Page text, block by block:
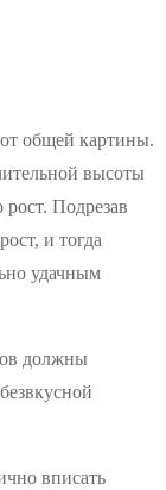
общей картины.
высоты
рост. Подрезав
и тогда
удачным
должны
вписать